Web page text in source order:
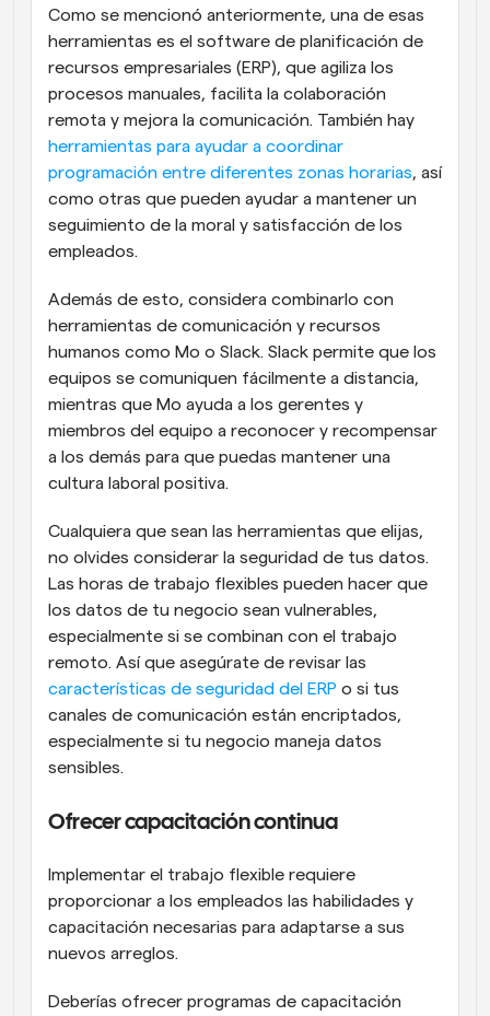
Como se mencionó anteriormente, una de esas
herramientas es el software de planificación de
recursos empresariales (ERP), que agiliza los
procesos manuales, facilita la colaboración
herramientas para ayudar a coordinar
programación entre diferentes zonas horarias, así
como otras que pueden ayudar a mantener un
seguimiento de la moral y satisfacción de los
empleados.
Además de esto, considera combinarlo con
herramientas de comunicación y recursos
humanos como Mo o Slack. Slack permite que los
equipos se comuniquen fácilmente a distancia,
mientras que Mo ayuda a los gerentes y
miembros del equipo a reconocer y recompensar
a los demás para que puedas mantener una
cultura laboral positiva.
Cualquiera que sean las herramientas que elijas,
no olvides considerar la seguridad de tus datos.
Las horas de trabajo flexibles pueden hacer que
los datos de tu negocio sean vulnerables,
especialmente si se combinan con el trabajo
características de seguridad del ERP o si tus
canales de comunicación están encriptados,
especialmente si tu negocio maneja datos
sensibles.
Ofrecer capacitación continua
Implementar el trabajo flexible requiere
proporcionar a los empleados las habilidades y
capacitación necesarias para adaptarse a sus
nuevos arreglos.
Deberías ofrecer programas de capacitación